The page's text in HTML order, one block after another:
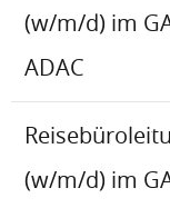
(w/m/d) im
ADAC
(w/m/d) im